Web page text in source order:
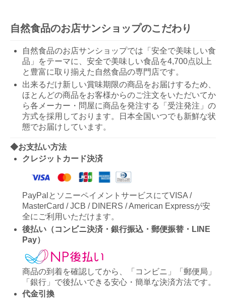
自然食品のお店サンショップのこだわり
自然食品のお店サンショップでは「安全で美味しい食
品」をテーマに、安全で美味しい食品を4,700点以上
と豊富に取り揃えた自然食品の専門店です。
出来るだけ新しい賞味期限の商品をお届けするため、
ほとんどの商品をお客様からのご注文をいただいてか
ら各メーカー・問屋に商品を発注する「受注発注」の
方式を採用しております。日本全国いつでも新鮮な状
態でお届けしています。
◆お支払い方法
クレジットカード決済
PayPalとソニーペイメントサービスにてVISA /
MasterCard / JCB / DINERS / American Expressが安
全にご利用いただけます。
後払い（コンビニ決済・銀行振込・郵便振替・LINE
Pay）
商品の到着を確認してから、「コンビニ」「郵便局」
「銀行」で後払いできる安心・簡単な決済方法です。
代金引換